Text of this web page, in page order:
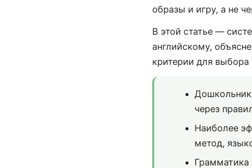
образы и игру, а не
В этой статье —
английскому,
критерии для выбора
Дошкольник
через
Наиболее
метод,